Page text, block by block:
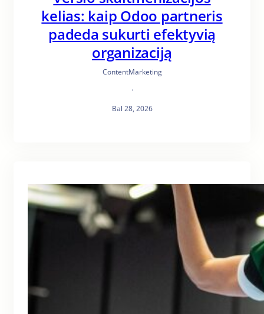
kelias: kaip Odoo partneris
padeda sukurti efektyvią
organizaciją
ContentMarketing
·
Bal 28, 2026